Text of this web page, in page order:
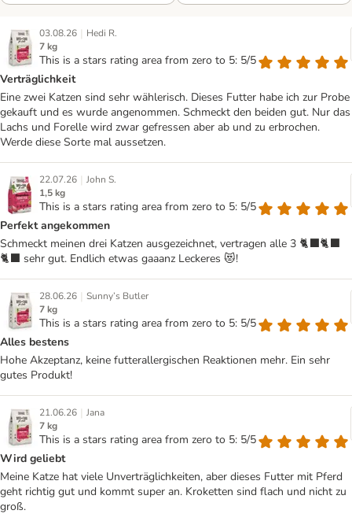
03.08.26 | Hedi R.
7 kg
This is a stars rating area from zero to 5: 5/5
Verträglichkeit
Eine zwei Katzen sind sehr wählerisch. Dieses Futter habe ich zur Probe
gekauft und es wurde angenommen. Schmeckt den beiden gut. Nur das
Lachs und Forelle wird zwar gefressen aber ab und zu erbrochen.
Werde diese Sorte mal aussetzen.
22.07.26 | John S.
1,5 kg
This is a stars rating area from zero to 5: 5/5
Perfekt angekommen
Schmeckt meinen drei Katzen ausgezeichnet, vertragen alle 3 🐈‍⬛🐈‍⬛
🐈‍⬛ sehr gut. Endlich etwas gaaanz Leckeres 😻!
28.06.26 | Sunny’s Butler
7 kg
This is a stars rating area from zero to 5: 5/5
Alles bestens
Hohe Akzeptanz, keine futterallergischen Reaktionen mehr. Ein sehr
gutes Produkt!
21.06.26 | Jana
7 kg
This is a stars rating area from zero to 5: 5/5
Wird geliebt
Meine Katze hat viele Unverträglichkeiten, aber dieses Futter mit Pferd
geht richtig gut und kommt super an. Kroketten sind flach und nicht zu
groß.